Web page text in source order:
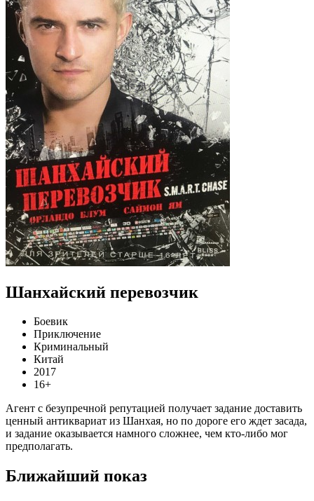
Шанхайский перевозчик
Боевик
Приключение
Криминальный
Китай
2017
16+
Агент с безупречной репутацией получает задание доставить
ценный антиквариат из Шанхая, но по дороге его ждет засада,
и задание оказывается намного сложнее, чем кто-либо мог
предполагать.
Ближайший показ